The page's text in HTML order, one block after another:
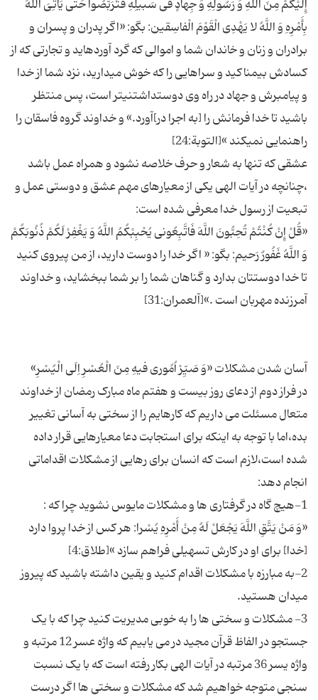
إِلَیْكُمْ مِنَ اللَّهِ وَ رَسُولِهِ وَ جِهادٍ فی‏ سَبیلِهِ فَتَرَبَّصُوا حَتَّى یَأْتِیَ اللَّهُ
بِأَمْرِهِ وَ اللَّهُ لا یَهْدِی الْقَوْمَ الْفاسِقین: بگو: «اگر پدران و پسران و
برادران و زنان و خاندان شما و اموالى كه گرد آورده‏اید و تجارتى كه از
كسادش بیمناكید و سراهایى را كه خوش مى‏دارید، نزد شما از خدا
و پیامبرش و جهاد در راه وى دوست‏داشتنى‏تر است، پس منتظر
باشید تا خدا فرمانش را [به اجرا در]آورد.» و خداوند گروه فاسقان را
عشقی كه تنها به شعار و حرف خلاصه نشود و همراه عمل باشد
،چنانچه در آیات الهی یكی از معیارهای مهم عشق و دوستی عمل و
«قُلْ إِنْ كُنْتُمْ تُحِبُّونَ اللَّهَ فَاتَّبِعُونی‏ یُحْبِبْكُمُ اللَّهُ وَ یَغْفِرْ لَكُمْ ذُنُوبَكُمْ
وَ اللَّهُ غَفُورٌ رَحیم: بگو: « اگر خدا را دوست دارید، از من پیروى كنید
تا خدا دوستتان بدارد و گناهان شما را بر شما ببخشاید، و خداوند
در فراز دوم از دعای روز بیست و هفتم ماه مبارک رمضان از خداوند
متعال مسئلت می داریم كه كارهایم را از سختی به آسانی تغییر
بده،اما با توجه به اینكه برای استجابت دعا معیارهایی قرار داده
شده است،لازم است كه انسان برای رهایی از مشكلات اقداماتی
«وَ مَنْ یَتَّقِ اللَّهَ یَجْعَلْ لَهُ مِنْ أَمْرِهِ یُسْرا: هر كس از خدا پروا دارد
2-به مبارزه با مشكلات اقدام كنید و یقین داشته باشید كه پیروز
3- مشكلات و سختی ها را به خوبی مدیریت كنید چرا كه با یک
جستجو در الفاظ قرآن مجید در می یابیم كه واژه عسر 12 مرتبه و
واژه یسر 36 مرتبه در آیات الهی بكار رفته است كه با یک نسبت
سنجی متوجه خواهیم شد كه مشكلات و سختی ها اگر درست